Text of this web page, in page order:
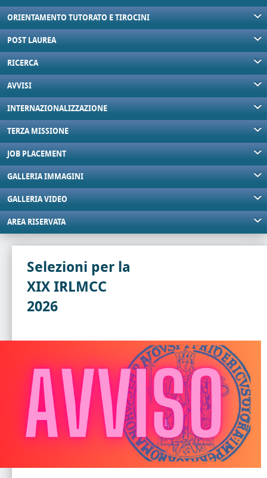
ORIENTAMENTO TUTORATO E TIROCINI
POST LAUREA
RICERCA
AVVISI
INTERNAZIONALIZZAZIONE
TERZA MISSIONE
JOB PLACEMENT
GALLERIA IMMAGINI
GALLERIA VIDEO
AREA RISERVATA
Selezioni per la
XIX IRLMCC
2026